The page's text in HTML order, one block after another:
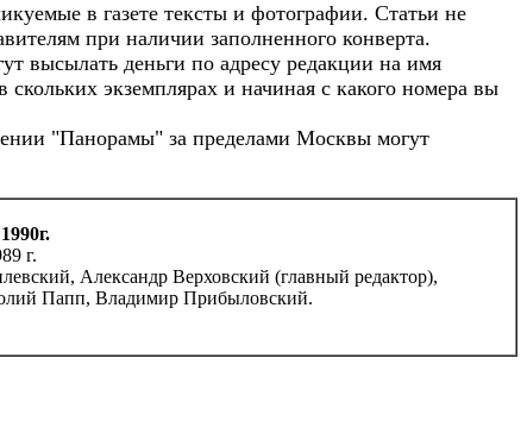
в газете тексты и фотографии. Статьи не
при наличии заполненного конверта.
высылать деньги по адресу редакции на имя
экземплярах и начиная с какого номера вы
"Панорамы" за пределами Москвы могут
г.
Александр Верховский (главный редактор),
Папп, Владимир Прибыловский.